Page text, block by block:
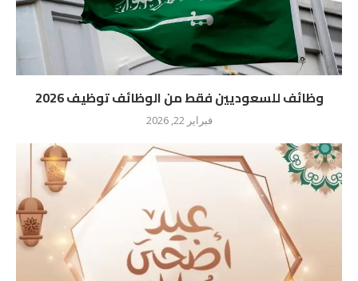
وظائف للسعوديين فقط من الوظائف توظيف 2026
فبراير 22, 2026